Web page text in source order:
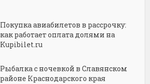
Покупка авиабилетов в рассрочку:
как работает оплата долями на
Kupibilet.ru
Рыбалка с ночевкой в Славянском
районе Краснодарского края